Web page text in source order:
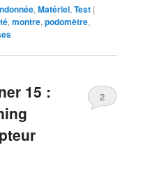
,Matériel,Test |
,montre,podomètre,
15 :
2